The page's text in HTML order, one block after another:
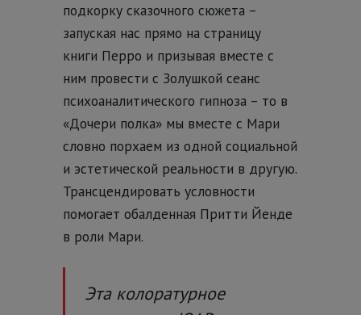
подкорку сказочного сюжета –
запуская нас прямо на страницу
книги Перро и призывая вместе с
ним провести с Золушкой сеанс
психоаналитического гипноза – то в
«Дочери полка» мы вместе с Мари
словно порхаем из одной социальной
и эстетической реальности в другую.
Трансцендировать условности
помогает обалденная Притти Йенде
в роли Мари.
Эта колоратурное